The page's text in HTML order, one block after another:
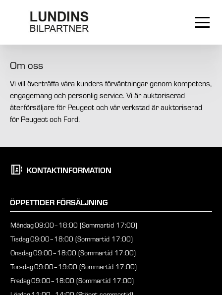
Om oss
Vi vill överträffa våra kunders förväntningar genom kompetens,
engagemang och personlig service. Vi är auktoriserad
återförsäljare för Peugeot och vår verkstad är auktoriserad
för Peugeot och Ford.
KONTAKTINFORMATION
ÖPPETTIDER FÖRSÄLJNING
Måndag09:00–18:00 (Sommartid 17:00)
Tisdag09:00–18:00 (Sommartid 17:00)
Onsdag09:00–18:00 (Sommartid 17:00)
Torsdag09:00–19:00 (Sommartid 17:00)
Fredag09:00–18:00 (Sommartid 17:00)